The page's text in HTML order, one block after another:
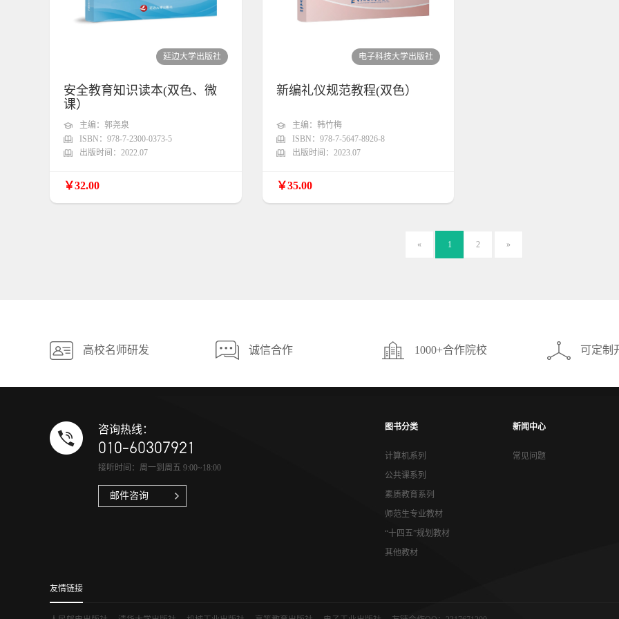
延边大学出版社
安全教育知识读本(双色、微
课）
主编：郭尧泉
ISBN：978-7-2300-0373-5
出版时间：2022.07
￥32.00
电子科技大学出版社
新编礼仪规范教程(双色）
主编：韩竹梅
ISBN：978-7-5647-8926-8
出版时间：2023.07
￥35.00
« 1 2 »
高校名师研发 诚信合作 1000+合作院校 可定制
咨询热线：
010-60307921
接听时间：周一到周五 9:00~18:00
邮件咨询
图书分类
计算机系列
公共课系列
素质教育系列
师范生专业教材
“十四五”规划教材
其他教材
新闻中心
常见问题
友情链接